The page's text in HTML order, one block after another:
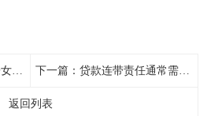
务 下一篇： 贷款连带责任通常需承担多少年
返回列表